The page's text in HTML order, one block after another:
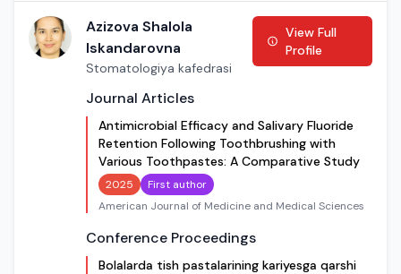
Azizova Shalola
Iskandarovna
Stomatologiya kafedrasi
View Full
Profile
Journal Articles
Antimicrobial Efficacy and Salivary Fluoride
Retention Following Toothbrushing with
Various Toothpastes: A Comparative Study
2025
First author
American Journal of Medicine and Medical Sciences
Conference Proceedings
Bolalarda tish pastalarining kariyesga qarshi